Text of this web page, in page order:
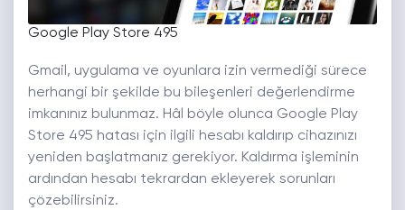
Google Play Store 495
Gmail, uygulama ve oyunlara izin vermediği sürece
herhangi bir şekilde bu bileşenleri değerlendirme
imkanınız bulunmaz. Hâl böyle olunca Google Play
Store 495 hatası için ilgili hesabı kaldırıp cihazınızı
yeniden başlatmanız gerekiyor. Kaldırma işleminin
ardından hesabı tekrardan ekleyerek sorunları
çözebilirsiniz.